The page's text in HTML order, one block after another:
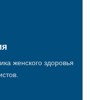
женского здоровья